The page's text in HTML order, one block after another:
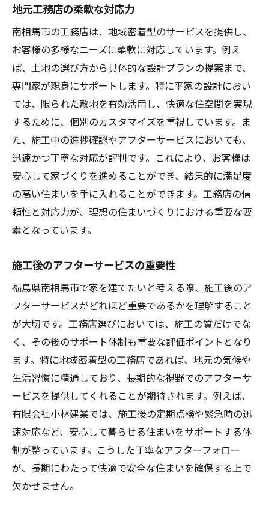
地元資源を活用したエコ住宅
職人技が光る美しい内装と外観
平家設計の自由度とその魅力
地域の特性を生かした耐震設計
住宅設計における最新技術の導入
お客様のニーズを叶える柔軟性
南相馬市での工務店選び理想の平家を実現する
ためのヒント
信頼できる工務店の見極め方
契約前に知っておくべき法律と手続き
工務店とのコミュニケーションのコツ
設計段階での重要なチェックポイント
長期的な視点でのメンテナンス計画
南相馬市の工務店が提案する平家設計地域に根
ざした家づくり
地域の気候風土に適した設計
地元工務店のネットワークを活用
コミュニティに溶け込むデザイン
住み心地を追求した室内環境の工夫
地元工務店が採用する最新の建材
地域との共生を考えた住宅設計
地元工務店の柔軟な対応力
南相馬市の工務店は、地域密着型のサービスを提供し、
お客様の多様なニーズに柔軟に対応しています。例え
ば、土地の選び方から具体的な設計プランの提案まで、
専門家が親身にサポートします。特に平家の設計におい
ては、限られた敷地を有効活用し、快適な住空間を実現
するために、個別のカスタマイズを重視しています。ま
た、施工中の進捗確認やアフターサービスにおいても、
迅速かつ丁寧な対応が評判です。これにより、お客様は
安心して家づくりを進めることができ、結果的に満足度
の高い住まいを手に入れることができます。工務店の信
頼性と対応力が、理想の住まいづくりにおける重要な要
素となっています。
施工後のアフターサービスの重要性
福島県南相馬市で家を建てたいと考える際、施工後のア
フターサービスがどれほど重要であるかを理解すること
が大切です。工務店選びにおいては、施工の質だけでな
く、その後のサポート体制も重要な評価ポイントとなり
ます。特に地域密着型の工務店であれば、地元の気候や
生活習慣に精通しており、長期的な視野でのアフターサ
ービスを提供してくれることが期待されます。例えば、
有限会社小林建業では、施工後の定期点検や緊急時の迅
速対応など、安心して暮らせる住まいをサポートする体
制が整っています。こうした丁寧なアフターフォロー
が、長期にわたって快適で安全な住まいを確保する上で
欠かせません。